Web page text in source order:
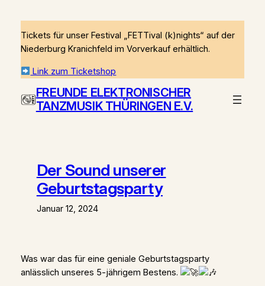
Inhalt
springen
Tickets für unser Festival „FETTival (k)nights“ auf der
Niederburg Kranichfeld im Vorverkauf erhältlich.
Link zum Ticketshop
FREUNDE ELEKTRONISCHER
TANZMUSIK THÜRINGEN E.V.
Der Sound unserer
Geburtstagsparty
Januar 12, 2024
Was war das für eine geniale Geburtstagsparty
anlässlich unseres 5-jährigem Bestens.